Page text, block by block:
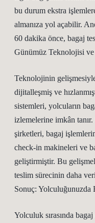
bu durum ekstra
almanıza yol açabilir.
60 dakika önce, bagaj
Günümüz Teknolojisi
Teknolojinin
dijitalleşmiş ve
sistemleri, yolcuların
izlemelerine imkân tanır.
şirketleri, bagaj
check-in makineleri ve
geliştirmiştir. Bu
teslim sürecinin daha
Sonuç: Yolculuğunuzda
Yolculuk sırasında